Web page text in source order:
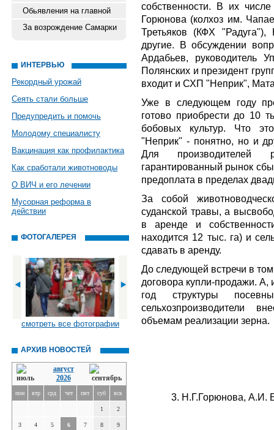
Обьявления на главной
За возрождение Самарки
ИНТЕРВЬЮ
Рекордный урожай
Сеять стали больше
Предупредить и помочь
Молодому специалисту
Вакцинация как профилактика
Как сработали животноводы
О ВИЧ и его лечении
Мусорная реформа в
действии
ФОТОГАЛЕРЕЯ
смотреть все фотографии
АРХИВ НОВОСТЕЙ
август
2026
пон втр срд чет пят суб вск
1 2
3 4 5 6 7 8 9
собственности. В их
Горюнова (колхоз им.
Третьяков (КФХ
другие. В обсуждении
Ардабьев, руководитель
Полянских и президент
входит и СХП "Неприк",
Уже в следующем году
готово приобрести до 10
бобовых культур. Что
"Неприк" - понятно, но и
Для производителей
гарантированный рынок
предоплата в пределах
За собой
суданской травы, а
в аренде и
находится 12 тыс. га) и
сдавать в аренду.
До следующей встречи в том
договора купли-продажи.
год структуры
сельхозпроизводители
объемам реализации зерна.
3. Н.Г.Горюнова, А.И.